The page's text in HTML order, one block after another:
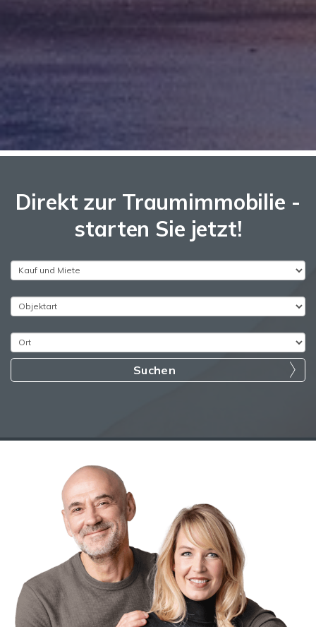
Direkt zur Traumimmobilie -
starten Sie jetzt!
Suchen